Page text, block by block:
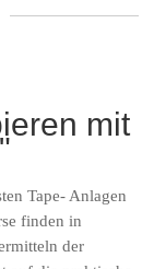
mit
Tape- Anlagen
finden in
der